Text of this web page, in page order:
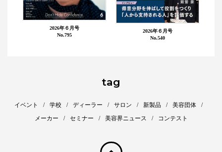
2026年６月号
No.795
2026年６月号
No.540
tag
イベント 学校 ディーラー サロン 新製品
美容団体
メーカー
セミナー 美容界ニュース コンテスト
pagetop